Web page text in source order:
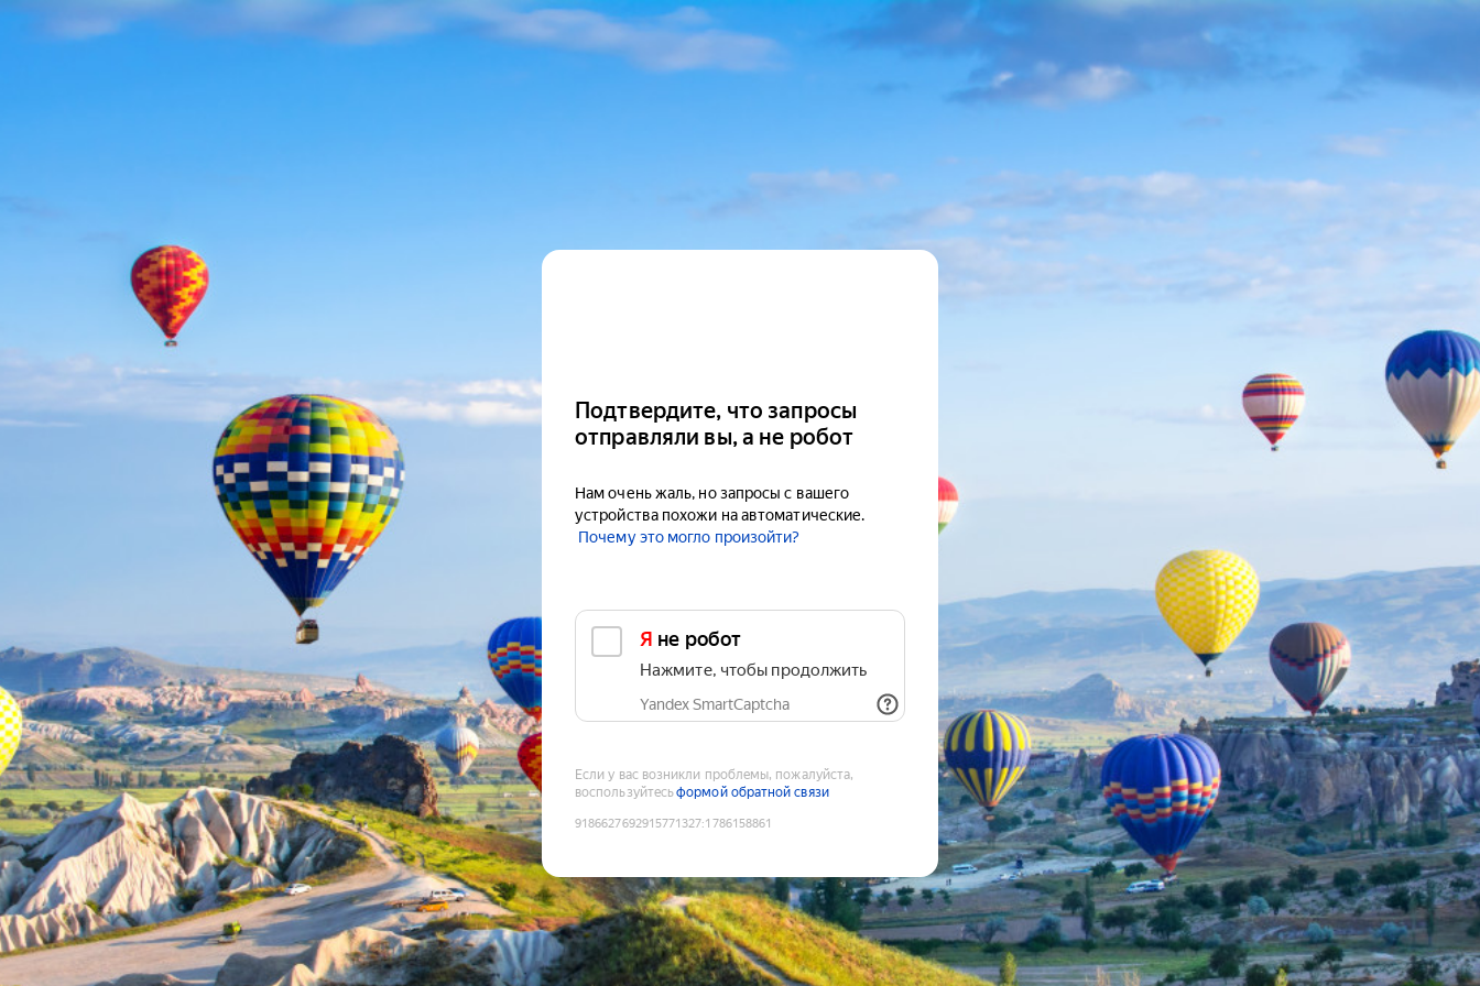
Подтвердите, что запросы
отправляли вы, а не робот
Нам очень жаль, но запросы с вашего
устройства похожи на автоматические.
Почему это могло произойти?
Я не робот
Нажмите, чтобы продолжить
Yandex SmartCaptcha
Если у вас возникли проблемы, пожалуйста,
воспользуйтесьформой обратной связи
9186627692915771327:1786158861